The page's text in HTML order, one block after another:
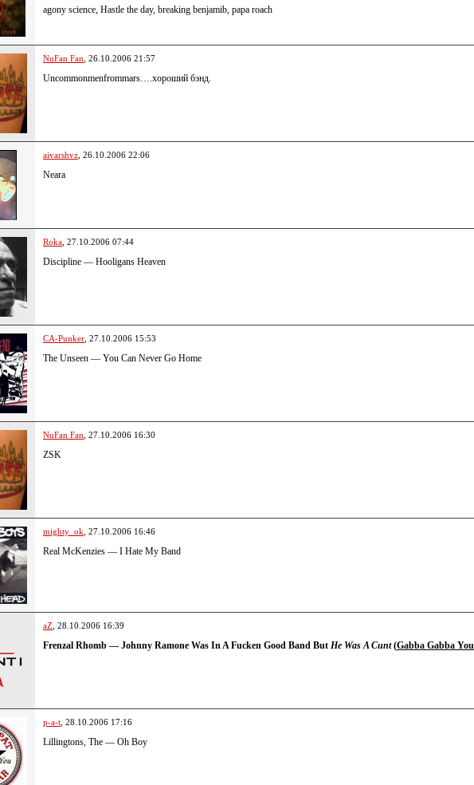
agony science, Hastle the day, breaking benjamib, papa roach
NuFan Fan , 26.10.2006 21:57
Uncommonmenfrommars….хороший бэнд.
aivarshvz , 26.10.2006 22:06
Neara
Roka , 27.10.2006 07:44
Discipline — Hooligans Heaven
CA-Punker , 27.10.2006 15:53
The Unseen — You Can Never Go Home
NuFan Fan , 27.10.2006 16:30
ZSK
mighty_ok , 27.10.2006 16:46
Real McKenzies — I Hate My Band
aZ , 28.10.2006 16:39
Frenzal Rhomb — Johnny Ramone Was In A Fucken Good Band But He Was A Cunt(Gabba Gabba
p-a-t , 28.10.2006 17:16
Lillingtons, The — Oh Boy